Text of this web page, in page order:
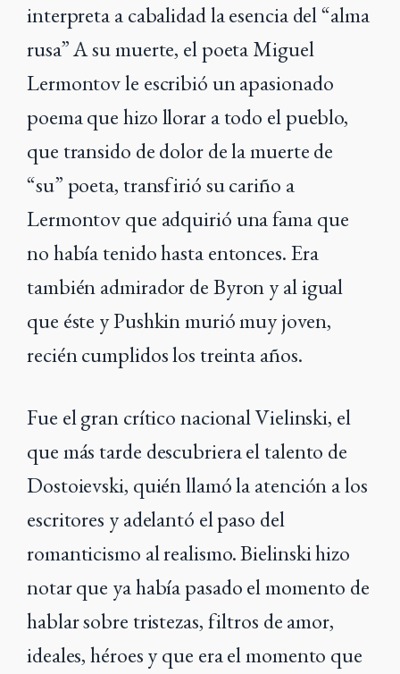
interpreta a cabalidad la esencia del “alma
rusa” A su muerte, el poeta Miguel
Lermontov le escribió un apasionado
poema que hizo llorar a todo el pueblo,
que transido de dolor de la muerte de
“su” poeta, transfirió su cariño a
Lermontov que adquirió una fama que
no había tenido hasta entonces. Era
también admirador de Byron y al igual
que éste y Pushkin murió muy joven,
recién cumplidos los treinta años.
Fue el gran crítico nacional Vielinski, el
que más tarde descubriera el talento de
Dostoievski, quién llamó la atención a los
escritores y adelantó el paso del
romanticismo al realismo. Bielinski hizo
notar que ya había pasado el momento de
hablar sobre tristezas, filtros de amor,
ideales, héroes y que era el momento que